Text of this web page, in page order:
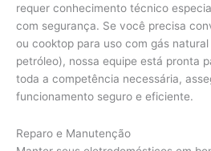
requer conhecimento técnico
com segurança. Se você precisa
ou cooktop para uso com gás
petróleo), nossa equipe está pronta
toda a competência necessária,
funcionamento seguro e eficiente.
Reparo e Manutenção